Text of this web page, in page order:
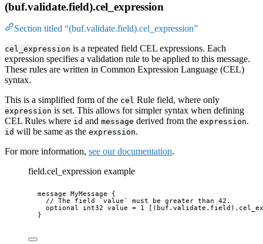
(buf.validate.field).cel_expression
Section titled “(buf.validate.field).cel_expression”
cel_expression is a repeated field CEL expressions. Each
expression specifies a validation rule to be applied to this message.
These rules are written in Common Expression Language (CEL)
syntax.
This is a simplified form of the cel Rule field, where only
expression is set. This allows for simpler syntax when defining
CEL Rules where id and message derived from the expression.
id will be same as the expression.
For more information, see our documentation.
field.cel_expression example
message MyMessage {
// The field `value` must be greater than 42.
optional
int32 value = 1 [
}